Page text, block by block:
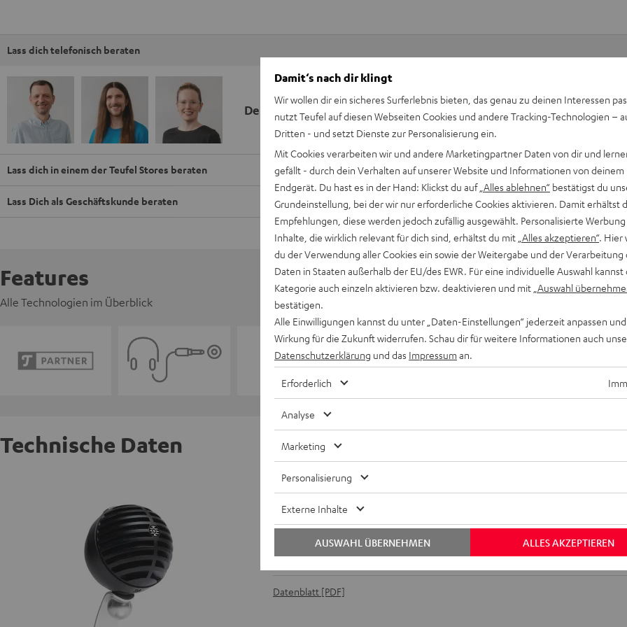
Lass dich telefonisch beraten
Deine Kaufberatung
Keinen Store in der Nähe? Kein
beraten dich auch persönlich am
Lass dich in einem der Teufel Stores beraten
Lass Dich als Geschäftskunde beraten
Features
Alle Technologien im Überblick
Technische Daten
Shure MV5C
Leistungsstarkes Tischmikrofon im klassischen Design für eine hohe
Telefonkonferenzen im Homeoffice oder Büro sowie für Aufnahmen von
Anschlüsse
Datenblatt [PDF]
Damit‘s nach dir klingt
Wir wollen dir ein sicheres Surferlebnis bieten, das genau zu deinen Interessen
nutzt Teufel auf diesen Webseiten Cookies und andere Tracking-Technologien –
Dritten - und setzt Dienste zur Personalisierung ein.
Mit Cookies verarbeiten wir und andere Marketingpartner Daten von dir und
gefällt - durch dein Verhalten auf unserer Website und Informationen von deinem
Endgerät. Du hast es in der Hand: Klickst du auf „Alles ablehnen“ bestätigst du
Grundeinstellung, bei der wir nur erforderliche Cookies aktivieren. Damit erhältst
Empfehlungen, diese werden jedoch zufällig ausgewählt. Personalisierte
Inhalte, die wirklich relevant für dich sind, erhältst du mit „Alles akzeptieren“. Hier
du der Verwendung aller Cookies ein sowie der Weitergabe und der Verarbeitung
Daten in Staaten außerhalb der EU/des EWR. Für eine individuelle Auswahl kannst
Kategorie auch einzeln aktivieren bzw. deaktivieren und mit „Auswahl
bestätigen.
Alle Einwilligungen kannst du unter „Daten-Einstellungen“ jederzeit anpassen
Wirkung für die Zukunft widerrufen. Schau dir für weitere Informationen auch
Datenschutzerklärung und das Impressum an.
Erforderlich
Analyse
Marketing
Personalisierung
Externe Inhalte
ALLES AKZEPTIEREN
AUSWAHL ÜBERNEHMEN